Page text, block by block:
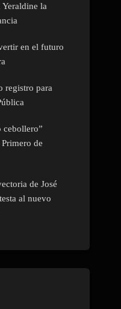
la
en el futuro
registro para
cebollero”
de
de José
al nuevo